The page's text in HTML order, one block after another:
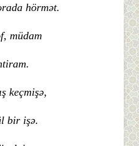
hörmət.
müdam
keçmişə,
bir işə.